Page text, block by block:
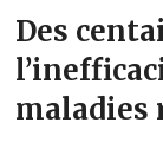
Des
maladies